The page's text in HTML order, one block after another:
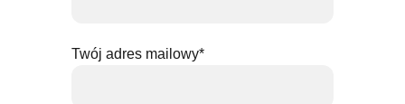
Twój adres mailowy*